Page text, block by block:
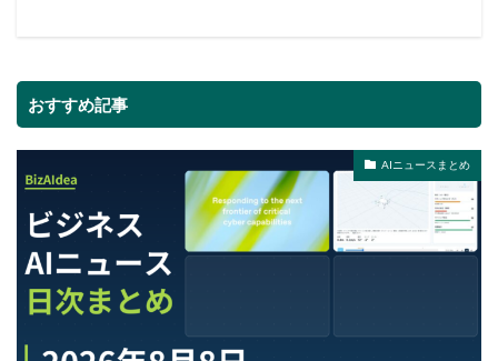
おすすめ記事
AIニュースまとめ